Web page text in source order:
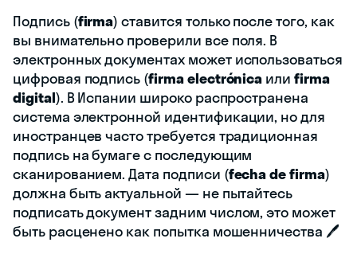
Подпись (firma) ставится только после того, как
вы внимательно проверили все поля. В
электронных документах может использоваться
цифровая подпись (firma electrónica илиfirma
digital). В Испании широко распространена
система электронной идентификации, но для
иностранцев часто требуется традиционная
подпись на бумаге с последующим
сканированием. Дата подписи (fecha de firma)
должна быть актуальной — не пытайтесь
подписать документ задним числом, это может
быть расценено как попытка мошенничества 🖊️